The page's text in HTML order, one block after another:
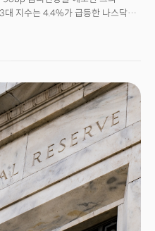
대 지수는 4.4%가 급등한 나스닥을
S&P500 +3.09%, 나스닥
시차를 두고 작용하기 때문에
속도를 완화하기 시작하면 금리가
동안 메리 데일리 샌프란시스코
해석되던 위원들의 생각과
로 인플레이션을 잡겠다는 이른바
는 기존의 입장에서 크게 물러선
는 일자리 자체가 크게 감소하면
로 인플레이션 압력을 줄일 수 있을
연준의 긴축 정책에 핵심적인
해 "현재 부족한 노동력 350만 중
차지한다"며 실업률이 급증하는